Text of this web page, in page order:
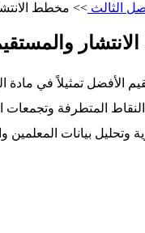
الثالث >> مخطط
تمثيلاً في مادة
المتطرفة وتجمعات
بيانات المعلمين